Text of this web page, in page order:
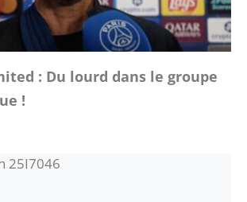
: Du lourd dans le groupe
!